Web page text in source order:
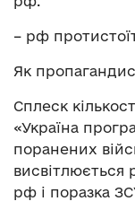
– рф
Як
Сплеск
«Україна
поранених
висвітлюється
рф і поразка